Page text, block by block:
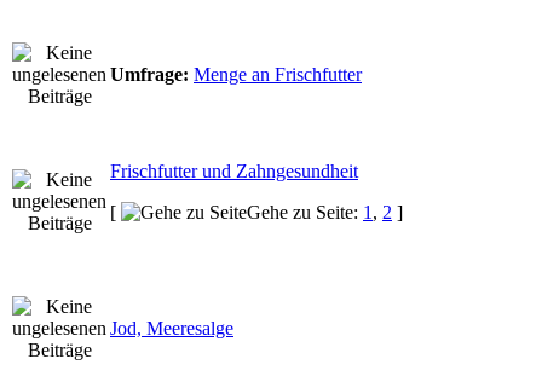
Umfrage: Menge an Frischfutter
Frischfutter und Zahngesundheit
[
Gehe zu Seite: 1 , 2 ]
Jod, Meeresalge